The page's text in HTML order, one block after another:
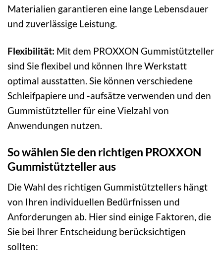
Materialien garantieren eine lange Lebensdauer
und zuverlässige Leistung.
Flexibilität: Mit dem PROXXON Gummistützteller
sind Sie flexibel und können Ihre Werkstatt
optimal ausstatten. Sie können verschiedene
Schleifpapiere und -aufsätze verwenden und den
Gummistützteller für eine Vielzahl von
Anwendungen nutzen.
So wählen Sie den richtigen PROXXON
Gummistützteller aus
Die Wahl des richtigen Gummistütztellers hängt
von Ihren individuellen Bedürfnissen und
Anforderungen ab. Hier sind einige Faktoren, die
Sie bei Ihrer Entscheidung berücksichtigen
sollten: